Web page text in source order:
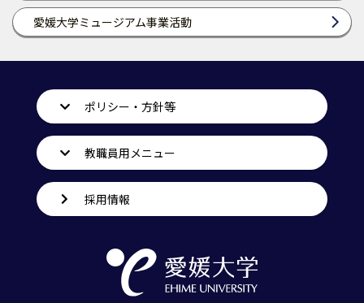
愛媛大学ミュージアム事業活動
ポリシー・方針等
教職員用メニュー
採用情報